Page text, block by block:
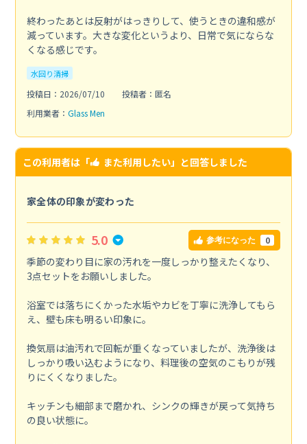
終わったあとは反射がはっきりして、使うときの違和感が
減っています。大きな変化というより、日常で気にならな
くなる感じです。
水回り清掃
投稿日：2026/07/10
投稿者：匿名
利用業者： Glass Men
この利用者は「 また利用したい」と回答しました
家全体の印象が変わった
5.0 参考になった 0
季節の変わり目に家の汚れを一度しっかり整えたくなり、
3点セットをお願いしました。
浴室では落ちにくかった水垢やカビを丁寧に洗浄してもら
え、壁も床も明るい印象に。
換気扇は油汚れで回転が重くなっていましたが、洗浄後は
しっかり吸い込むようになり、料理後の空気のこもりが残
りにくくなりました。
キッチンも細部まで磨かれ、シンクの輝きが戻って気持ち
の良い状態に。